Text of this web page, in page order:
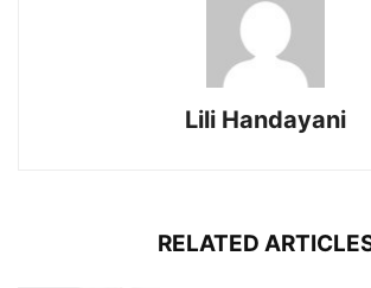
Lili Handayani
RELATED